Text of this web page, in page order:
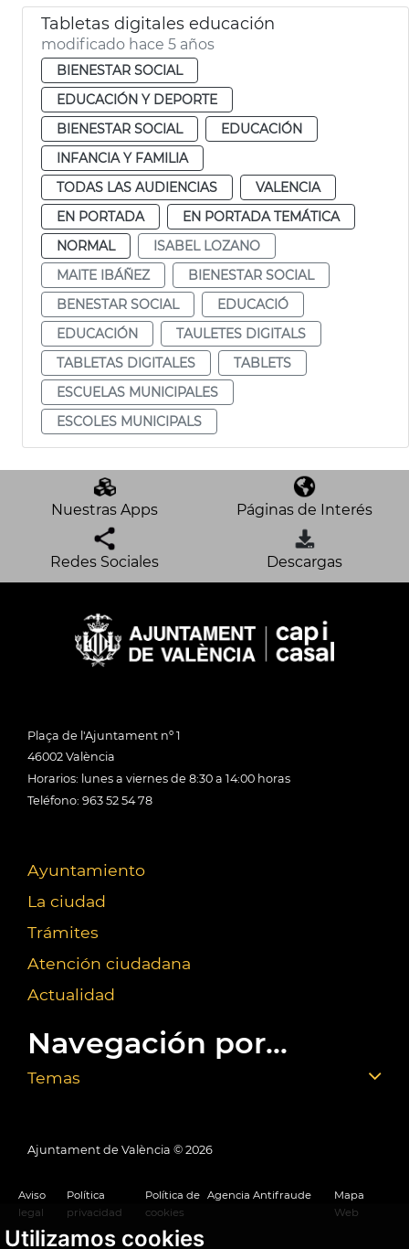
Utilizamos cookies
Tabletas digitales educación
modificado hace 5 años
BIENESTAR SOCIAL
EDUCACIÓN Y DEPORTE
BIENESTAR SOCIAL
EDUCACIÓN
INFANCIA Y FAMILIA
TODAS LAS AUDIENCIAS
VALENCIA
EN PORTADA
EN PORTADA TEMÁTICA
NORMAL
ISABEL LOZANO
MAITE IBÁÑEZ
BIENESTAR SOCIAL
BENESTAR SOCIAL
EDUCACIÓ
EDUCACIÓN
TAULETES DIGITALS
TABLETAS DIGITALES
TABLETS
ESCUELAS MUNICIPALES
ESCOLES MUNICIPALS
Nuestras Apps Páginas de Interés
Redes Sociales Descargas
Plaça de l'Ajuntament nº 1
46002 València
Horarios: lunes a viernes de 8:30 a 14:00 horas
Teléfono: 963 52 54 78
Ayuntamiento
La ciudad
Trámites
Atención ciudadana
Actualidad
Navegación por...
Temas
Ajuntament de València © 2026
Aviso
legal
Política
privacidad
Política de
cookies
Agencia Antifraude
Mapa
Web